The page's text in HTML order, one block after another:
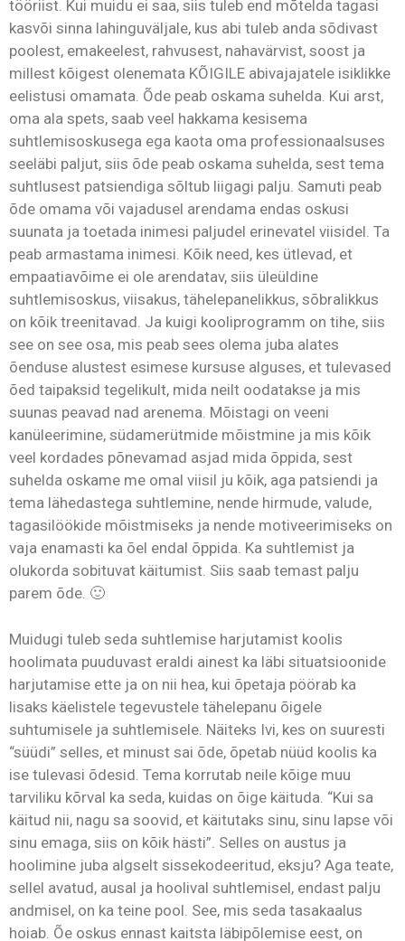
tööriist. Kui muidu ei saa, siis tuleb end mõtelda tagasi
kasvõi sinna lahinguväljale, kus abi tuleb anda sõdivast
poolest, emakeelest, rahvusest, nahavärvist, soost ja
millest kõigest olenemata KÕIGILE abivajajatele isiklikke
eelistusi omamata. Õde peab oskama suhelda. Kui arst,
oma ala spets, saab veel hakkama kesisema
suhtlemisoskusega ega kaota oma professionaalsuses
seeläbi paljut, siis õde peab oskama suhelda, sest tema
suhtlusest patsiendiga sõltub liigagi palju. Samuti peab
õde omama või vajadusel arendama endas oskusi
suunata ja toetada inimesi paljudel erinevatel viisidel. Ta
peab armastama inimesi. Kõik need, kes ütlevad, et
empaatiavõime ei ole arendatav, siis üleüldine
suhtlemisoskus, viisakus, tähelepanelikkus, sõbralikkus
on kõik treenitavad. Ja kuigi kooliprogramm on tihe, siis
see on see osa, mis peab sees olema juba alates
õenduse alustest esimese kursuse alguses, et tulevased
õed taipaksid tegelikult, mida neilt oodatakse ja mis
suunas peavad nad arenema. Mõistagi on veeni
kanüleerimine, südamerütmide mõistmine ja mis kõik
veel kordades põnevamad asjad mida õppida, sest
suhelda oskame me omal viisil ju kõik, aga patsiendi ja
tema lähedastega suhtlemine, nende hirmude, valude,
tagasilöökide mõistmiseks ja nende motiveerimiseks on
vaja enamasti ka õel endal õppida. Ka suhtlemist ja
olukorda sobituvat käitumist. Siis saab temast palju
parem õde. 🙂
Muidugi tuleb seda suhtlemise harjutamist koolis
hoolimata puuduvast eraldi ainest ka läbi situatsioonide
harjutamise ette ja on nii hea, kui õpetaja pöörab ka
lisaks käelistele tegevustele tähelepanu õigele
suhtumisele ja suhtlemisele. Näiteks Ivi, kes on suuresti
“süüdi” selles, et minust sai õde, õpetab nüüd koolis ka
ise tulevasi õdesid. Tema korrutab neile kõige muu
tarviliku kõrval ka seda, kuidas on õige käituda. “Kui sa
käitud nii, nagu sa soovid, et käitutaks sinu, sinu lapse või
sinu emaga, siis on kõik hästi”. Selles on austus ja
hoolimine juba algselt sissekodeeritud, eksju? Aga teate,
sellel avatud, ausal ja hoolival suhtlemisel, endast palju
andmisel, on ka teine pool. See, mis seda tasakaalus
hoiab. Õe oskus ennast kaitsta läbipõlemise eest, on